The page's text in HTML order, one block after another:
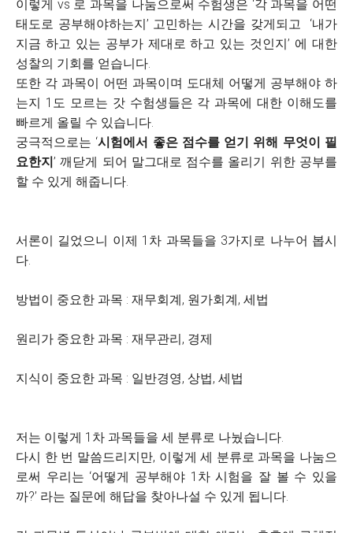
이렇게 vs 로 과목을 나눔으로써 수험생은 ‘각 과목을 어떤
태도로 공부해야하는지’ 고민하는 시간을 갖게되고 ‘내가
지금 하고 있는 공부가 제대로 하고 있는 것인지’ 에 대한
성찰의 기회를 얻습니다.
또한 각 과목이 어떤 과목이며 도대체 어떻게 공부해야 하
는지 1도 모르는 갓 수험생들은 각 과목에 대한 이해도를
빠르게 올릴 수 있습니다.
궁극적으로는 ‘시험에서 좋은 점수를 얻기 위해 무엇이 필
요한지’ 깨닫게 되어 말그대로 점수를 올리기 위한 공부를
할 수 있게 해줍니다.
서론이 길었으니 이제 1차 과목들을 3가지로 나누어 봅시
다.
방법이 중요한 과목 : 재무회계, 원가회계, 세법
원리가 중요한 과목 : 재무관리, 경제
지식이 중요한 과목 : 일반경영, 상법, 세법
저는 이렇게 1차 과목들을 세 분류로 나눴습니다.
다시 한 번 말씀드리지만, 이렇게 세 분류로 과목을 나눔으
로써 우리는 ‘어떻게 공부해야 1차 시험을 잘 볼 수 있을
까?’ 라는 질문에 해답을 찾아나설 수 있게 됩니다.